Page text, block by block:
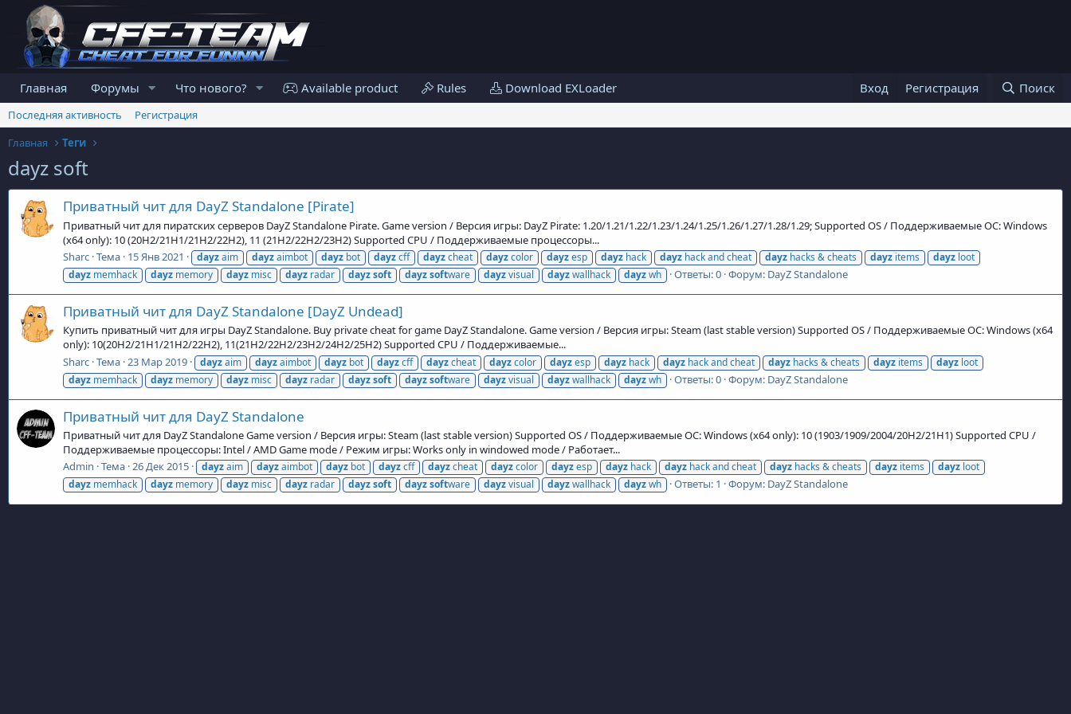
Главная Форумы Что нового? Available product Rules Download EXLoader Вход Регистрация Поиск
Последняя активность
Регистрация
Главная
Теги
dayz soft
Приватный чит для DayZ Standalone [Pirate]
Приватный чит для пиратских серверов DayZ Standalone Pirate. Game version / Версия игры: DayZ Pirate: 1.20/1.21/1.22/1.23/1.24/1.25/1.26/1.27/1.28/1.29; Supported OS / Поддерживаемые ОС: Windows
(x64 only): 10 (20H2/21H1/21H2/22H2), 11 (21H2/22H2/23H2) Supported CPU / Поддерживаемые процессоры...
Sharc Тема 15 Янв 2021 dayzaim dayzaimbot dayz bot dayzcff dayzcheat dayzcolor dayzesp dayz hack dayz hack and cheat dayz hacks & cheats dayz items dayz loot
dayz memhack dayz memory dayz misc dayz radar dayzsoft dayzsoftware dayzvisual dayzwallhack dayzwh Ответы: 0 Форум: DayZ Standalone
Приватный чит для DayZ Standalone [DayZ Undead]
Купить приватный чит для игры DayZ Standalone. Buy private cheat for game DayZ Standalone. Game version / Версия игры: Steam (last stable version) Supported OS / Поддерживаемые ОС: Windows (x64
only): 10(20H2/21H1/21H2/22H2), 11(21H2/22H2/23H2/24H2/25H2) Supported CPU / Поддерживаемые...
Sharc Тема 23 Мар 2019 dayzaim dayzaimbot dayz bot dayzcff dayzcheat dayzcolor dayzesp dayz hack dayz hack and cheat dayz hacks & cheats dayz items dayz loot
dayz memhack dayz memory dayz misc dayz radar dayzsoft dayzsoftware dayzvisual dayzwallhack dayzwh Ответы: 0 Форум: DayZ Standalone
Приватный чит для DayZ Standalone
Приватный чит для DayZ Standalone Game version / Версия игры: Steam (last stable version) Supported OS / Поддерживаемые ОС: Windows (x64 only): 10 (1903/1909/2004/20H2/21H1) Supported CPU /
Поддерживаемые процессоры: Intel / AMD Game mode / Режим игры: Works only in windowed mode / Работает...
Admin Тема 26 Дек 2015 dayzaim dayzaimbot dayz bot dayzcff dayzcheat dayzcolor dayzesp dayz hack dayz hack and cheat dayz hacks & cheats dayz items dayz loot
dayz memhack dayz memory dayz misc dayz radar dayzsoft dayzsoftware dayzvisual dayzwallhack dayzwh Ответы: 1 Форум: DayZ Standalone